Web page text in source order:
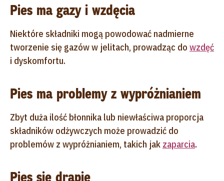
Pies ma gazy i wzdęcia
Niektóre składniki mogą powodować nadmierne
tworzenie się gazów w jelitach, prowadząc do wzdęć
i dyskomfortu.
Pies ma problemy z wypróżnianiem
Zbyt duża ilość błonnika lub niewłaściwa proporcja
składników odżywczych może prowadzić do
problemów z wypróżnianiem, takich jak zaparcia.
Pies się drapie